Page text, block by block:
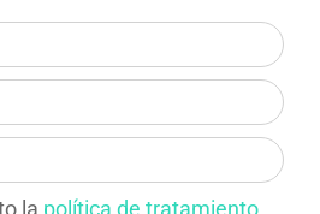
la política de tratamiento